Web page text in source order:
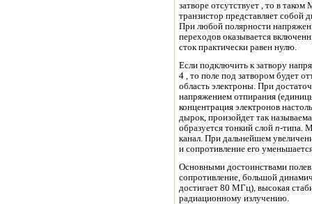
затворе отсутствует , то в
транзистор представляет собой
переходов оказывается
сток практически равен нулю.
Если подключить к затвору
4 , то поле под затвором будет
область электроны. При
напряжением отпирания
концентрация электронов
дырок, произойдет так
образуется тонкий слой n-типа.
канал. При дальнейшем увеличении возрастает концентрация электронов в
и сопротивление его
Основными достоинствами
сопротивление, большой
достигает 80 МГц), высокая
радиационному излучению.